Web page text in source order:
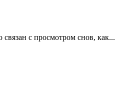
с просмотром снов, как...